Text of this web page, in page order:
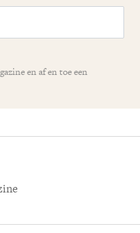
en af en toe een